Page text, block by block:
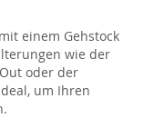
einem Gehstock
wie der
oder der
um Ihren